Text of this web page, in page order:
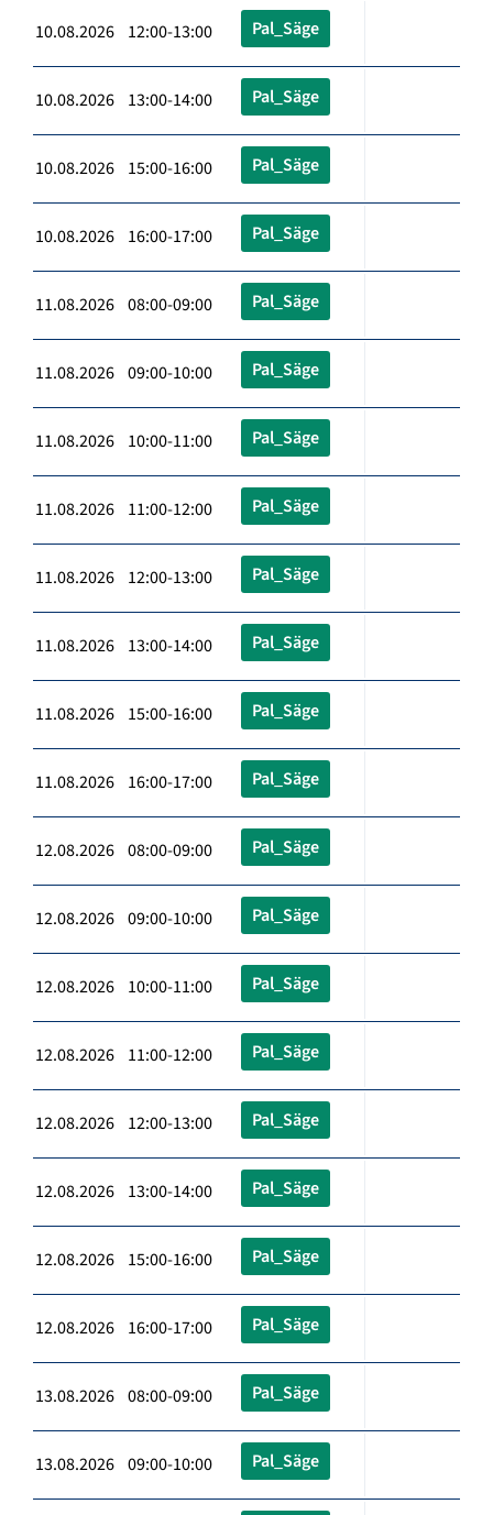
10.08.2026 12:00-13:00 Pal_Säge
10.08.2026 13:00-14:00 Pal_Säge
10.08.2026 15:00-16:00 Pal_Säge
10.08.2026 16:00-17:00 Pal_Säge
11.08.2026 08:00-09:00 Pal_Säge
11.08.2026 09:00-10:00 Pal_Säge
11.08.2026 10:00-11:00 Pal_Säge
11.08.2026 11:00-12:00 Pal_Säge
11.08.2026 12:00-13:00 Pal_Säge
11.08.2026 13:00-14:00 Pal_Säge
11.08.2026 15:00-16:00 Pal_Säge
11.08.2026 16:00-17:00 Pal_Säge
12.08.2026 08:00-09:00 Pal_Säge
12.08.2026 09:00-10:00 Pal_Säge
12.08.2026 10:00-11:00 Pal_Säge
12.08.2026 11:00-12:00 Pal_Säge
12.08.2026 12:00-13:00 Pal_Säge
12.08.2026 13:00-14:00 Pal_Säge
12.08.2026 15:00-16:00 Pal_Säge
12.08.2026 16:00-17:00 Pal_Säge
13.08.2026 08:00-09:00 Pal_Säge
13.08.2026 09:00-10:00 Pal_Säge